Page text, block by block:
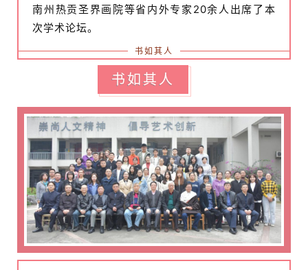
南州热贡圣界画院等省内外专家20余人出席了本
次学术论坛。
书如其人
书如其人